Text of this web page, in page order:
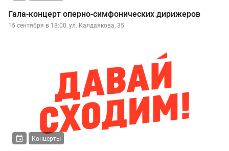
Гала-концерт оперно-симфонических дирижеров
15 сентября в 18:00, ул. Калдаякова, 35
Концерты